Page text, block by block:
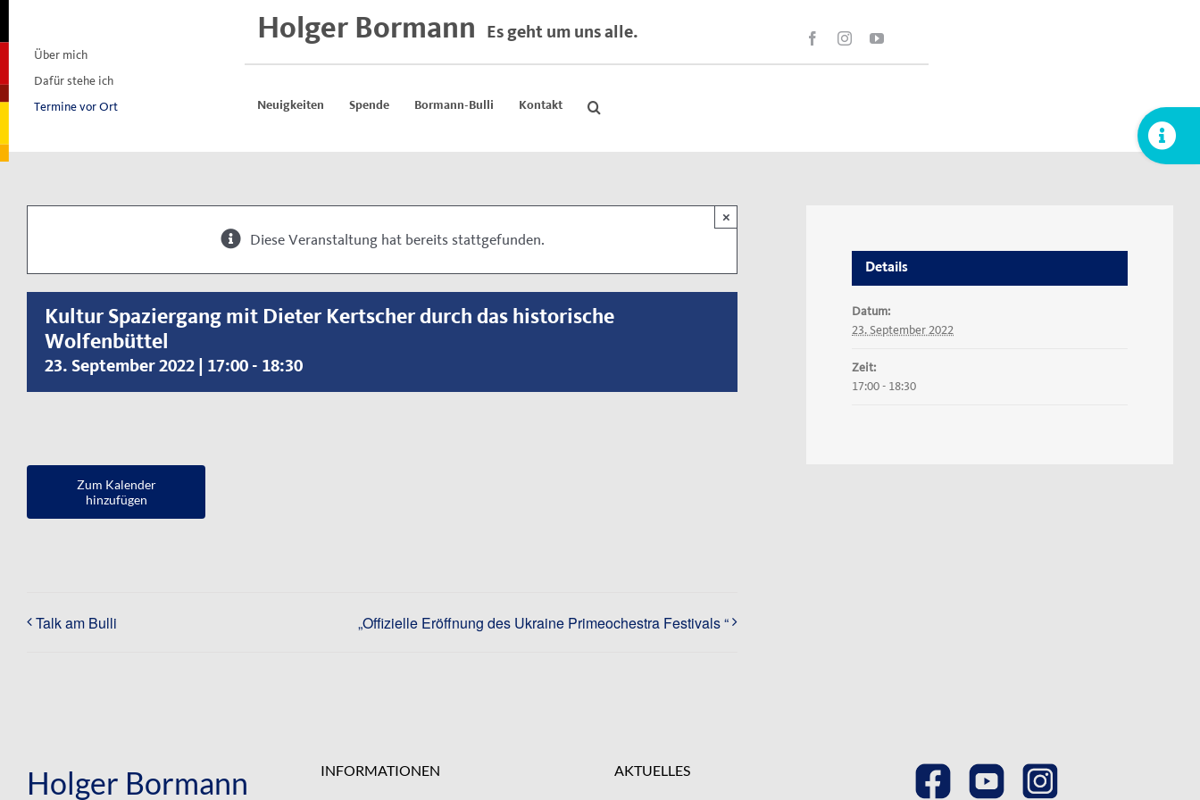
contentÜber mich
Dafür stehe ich
Termine vor Ort
Holger Bormann Es geht um uns alle.
Neuigkeiten Spende Bormann-Bulli Kontakt
Diese Veranstaltung hat bereits stattgefunden.
×
Kultur Spaziergang mit Dieter Kertscher durch das historische
Wolfenbüttel
23. September 2022 | 17:00 - 18:30
Zum Kalender
hinzufügen
Talk am Bulli „Offizielle Eröffnung des Ukraine Primeochestra Festivals “
Details
Datum:
23. September 2022
Zeit:
17:00 - 18:30
Holger Bormann INFORMATIONEN AKTUELLES
Toggle
Sliding
Bar